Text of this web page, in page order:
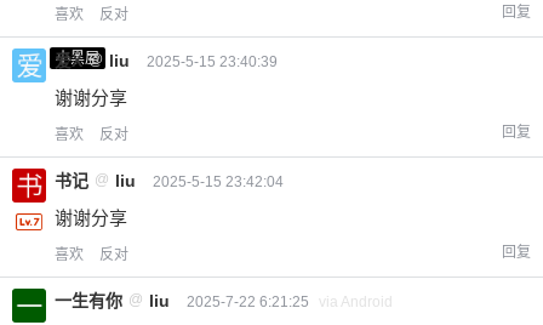
喜欢 反对 回复
小黑屋
爱X @ liu 2025-5-15 23:40:39
谢谢分享
喜欢 反对 回复
书记 @ liu 2025-5-15 23:42:04
谢谢分享
喜欢 反对 回复
一生有你 @ liu 2025-7-22 6:21:25 via Android